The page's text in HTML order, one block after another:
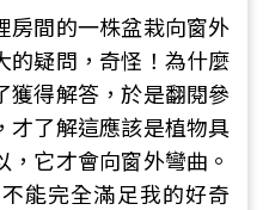
房間的一株盆栽向窗外
的疑問，奇怪！為什麼
獲得解答，於是翻閱參
才了解這應該是植物具
它才會向窗外彎曲。
能完全滿足我的好奇